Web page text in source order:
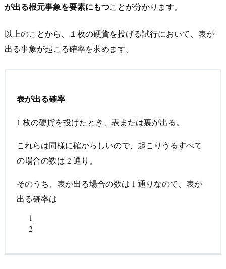
4.
オ
ス
の
さ
い
に、
も
が出る根元事象を要素にもつことが分かります。
以上のことから、１枚の硬貨を投げる試行において、表が
出る事象が起こる確率を求めます。
表が出る確率
11 枚の硬貨を投げたとき、表または裏が出る。
これらは同様に確からしいので、起こりうるすべて
の場合の数は 2
2通り。
そのうち、表が出る場合の数は 11 通りなので、表が
出る確率は
1
2
2